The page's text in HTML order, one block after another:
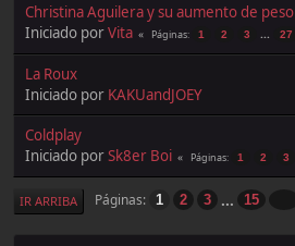
Christina Aguilera y su aumento de peso
Iniciado porVita Páginas 1 2 3 ... 27
La Roux
Iniciado por KAKUandJOEY
Coldplay
Iniciado porSk8er Boi Páginas 1 2 3
IR ARRIBA Páginas 1 2 3 ... 15